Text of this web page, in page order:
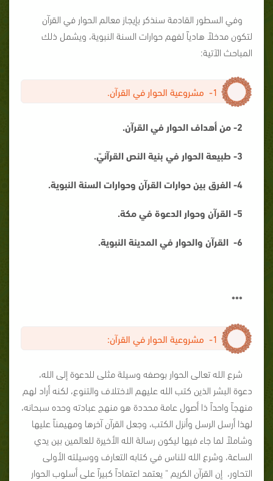
وفي السطور القادمة سنذكر بإيجاز معالم الحوار في القرآن
لتكون مدخلاً هادياً لفهم حوارات السنة النبوية، ويشمل ذلك
المباحث الآتية:
1- مشروعية الحوار في القرآن.
2- من أهداف الحوار في القرآن.
3- طبيعة الحوار في بنية النص القرآنيّ.
4- الفرق بين حوارات القرآن وحوارات السنة النبوية.
5- القرآن وحوار الدعوة في مكة.
6- القرآن والحوار في المدينة النبوية.
***
1- مشروعية الحوار في القرآن:
شرع الله تعالى الحوار بوصفه وسيلة مثلى للدعوة إلى الله،
دعوة البشر الذين كتب الله عليهم الاختلاف والتنوع، لكنه أراد لهم
منهجاً واحداً ذا أصول عامة محددة هو منهج عبادته وحده سبحانه،
لهذا أرسل الرسل وأنزل الكتب، وجعل القرآن آخرها ومهيمناً عليها
وشاملاً لما جاء فيها ليكون رسالة الله الأخيرة للعالمين بين يدي
الساعة، وشرع الله للناس في كتابه التعارف ووسيلته الأولى
التحاور، إن القرآن الكريم " يعتمد اعتماداً كبيراً على أسلوب الحوار